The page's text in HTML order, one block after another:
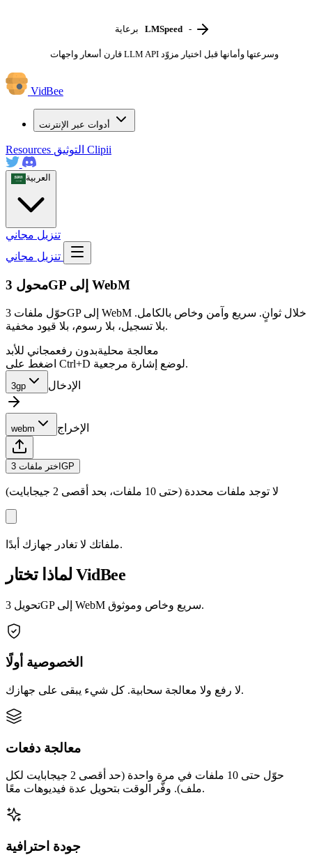
برعاية LMSpeed -
قارن أسعار واجهات LLM API وسرعتها وأمانها قبل اختيار مزوّد
VidBee
أدوات عبر الإنترنت
Resources Clipii
العربية
تنزيل مجاني
محول 3GP إلى WebM
حوّل ملفات 3GP إلى WebM خلال ثوانٍ. سريع وآمن وخاص بالكامل.
بلا تسجيل، بلا رسوم، بلا قيود مخفية.
معالجة محليةبدون رفعمجاني للأبد
اضغط على Ctrl+D لوضع إشارة مرجعية.
3gp الإدخال
webm الإخراج
اختر ملفات 3GP
لا توجد ملفات محددة (حتى 10 ملفات، بحد أقصى 2 جيجابايت)
ملفاتك لا تغادر جهازك أبدًا.
لماذا تختار VidBee
تحويل 3GP إلى WebM سريع وخاص وموثوق.
الخصوصية أولًا
لا رفع ولا معالجة سحابية. كل شيء يبقى على جهازك.
معالجة دفعات
حوّل حتى 10 ملفات في مرة واحدة (حد أقصى 2 جيجابايت لكل
ملف). وفّر الوقت بتحويل عدة فيديوهات معًا.
جودة احترافية